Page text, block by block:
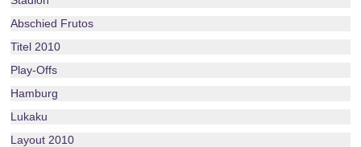
Abschied Frutos
Titel 2010
Play-Offs
Hamburg
Lukaku
Layout 2010